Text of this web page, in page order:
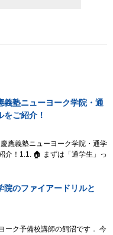
義塾ニューヨーク学院・通
ご紹介！
應義塾ニューヨーク学院・通学
介！1.1. 🏠 まずは「通学生」っ
院のファイアードリルと
ーク予備校講師の飼沼です． 今